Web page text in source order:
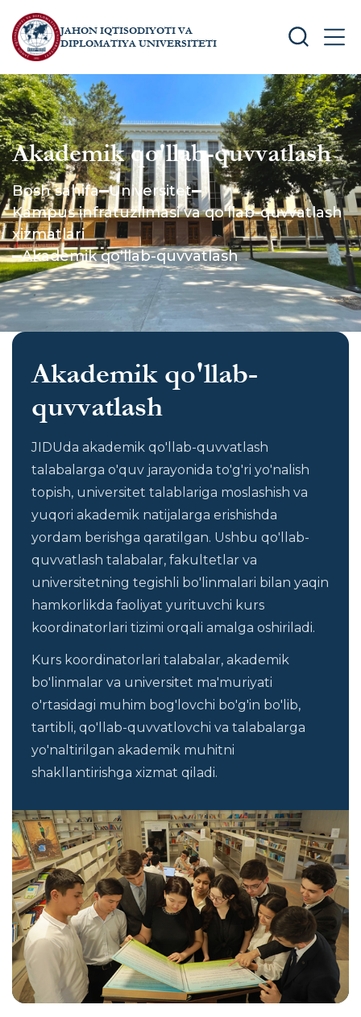
JAHON IQTISODIYOTI VA
DIPLOMATIYA UNIVERSITETI
SEARCH
Akademik qo'llab-quvvatlash
Bosh sahifa Universitet
Kampus infratuzilmasi va qo'llab-quvvatlash
xizmatlari
Akademik qo'llab-quvvatlash
Akademik qo'llab-
quvvatlash
JIDUda akademik qo'llab-quvvatlash
talabalarga o'quv jarayonida to'g'ri yo'nalish
topish, universitet talablariga moslashish va
yuqori akademik natijalarga erishishda
yordam berishga qaratilgan. Ushbu qo'llab-
quvvatlash talabalar, fakultetlar va
universitetning tegishli bo'linmalari bilan yaqin
hamkorlikda faoliyat yurituvchi kurs
koordinatorlari tizimi orqali amalga oshiriladi.
Kurs koordinatorlari talabalar, akademik
bo'linmalar va universitet ma'muriyati
o'rtasidagi muhim bog'lovchi bo'g'in bo'lib,
tartibli, qo'llab-quvvatlovchi va talabalarga
yo'naltirilgan akademik muhitni
shakllantirishga xizmat qiladi.